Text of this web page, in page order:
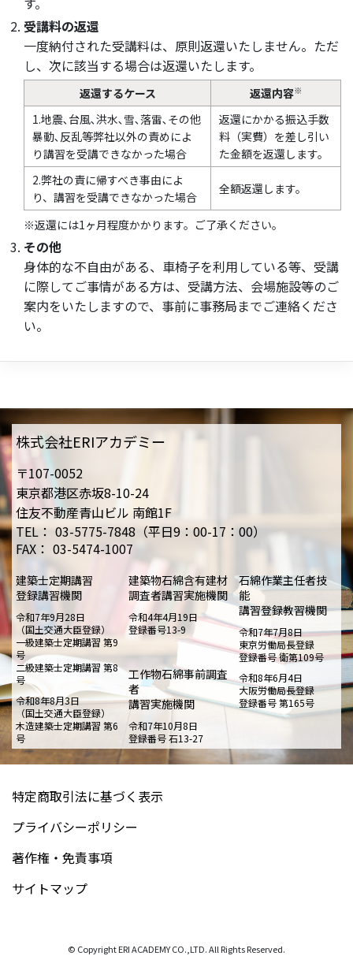
受講料の返還
一度納付された受講料は、原則返還いたしません。ただ
し、次に該当する場合は返還いたします。
返還するケース 返還内容※
1.地震､台風､洪水､雪､落雷､その他
暴動､反乱等弊社以外の責めによ
り講習を受講できなかった場合
返還にかかる振込手数
料（実費）を差し引い
た金額を返還します。
2.弊社の責に帰すべき事由によ
り、講習を受講できなかった場合
全額返還します。
※返還には1ヶ月程度かかります。ご了承ください。
その他
身体的な不自由がある、車椅子を利用している等、受講
に際してご事情がある方は、受講方法、会場施設等のご
案内をいたしますので、事前に事務局までご連絡くださ
い。
株式会社ERIアカデミー
〒107-0052
東京都港区赤坂8-10-24
住友不動産青山ビル 南館1F
TEL： 03-5775-7848（平日9：00-17：00）
FAX： 03-5474-1007
建築士定期講習
登録講習機関
令和7年9月28日
（国土交通大臣登録）
一級建築士定期講習 第9
号
二級建築士定期講習 第8
号
令和8年8月3日
（国土交通大臣登録）
木造建築士定期講習 第6
号
建築物石綿含有建材
調査者講習実施機関
令和4年4月19日
登録番号13-9
工作物石綿事前調査
者
講習実施機関
令和7年10月8日
登録番号 石13-27
石綿作業主任者技
能
講習登録教習機関
令和7年7月8日
東京労働局長登録
登録番号 衛第109号
令和8年6月4日
大阪労働局長登録
登録番号 第165号
特定商取引法に基づく表示
プライバシーポリシー
著作権・免責事項
サイトマップ
© Copyright ERI ACADEMY CO.,LTD. All Rights Reserved.